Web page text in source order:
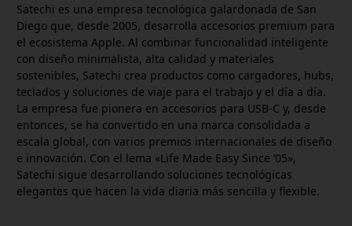
Satechi es una empresa tecnológica galardonada de San
Diego que, desde 2005, desarrolla accesorios premium para
el ecosistema Apple. Al combinar funcionalidad inteligente
con diseño minimalista, alta calidad y materiales
sostenibles, Satechi crea productos como cargadores, hubs,
teclados y soluciones de viaje para el trabajo y el día a día.
La empresa fue pionera en accesorios para USB-C y, desde
entonces, se ha convertido en una marca consolidada a
escala global, con varios premios internacionales de diseño
e innovación. Con el lema «Life Made Easy Since ’05»,
Satechi sigue desarrollando soluciones tecnológicas
elegantes que hacen la vida diaria más sencilla y flexible.